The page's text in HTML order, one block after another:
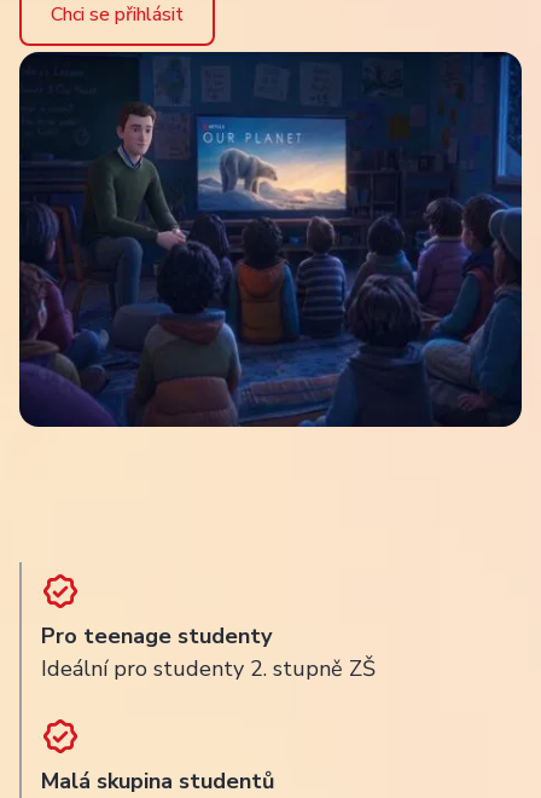
Chci se přihlásit
Pro teenage studenty
Ideální pro studenty 2. stupně ZŠ
Malá skupina studentů